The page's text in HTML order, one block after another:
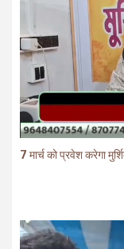
7 मार्च को प्रवेश करेगा